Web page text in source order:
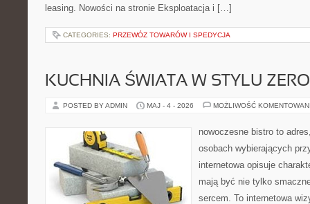
leasing. Nowości na stronie Eksploatacja i […]
CATEGORIES: PRZEWÓZ TOWARÓW I SPEDYCJA
KUCHNIA ŚWIATA W STYLU
POSTED BY ADMIN MAJ - 4 - 2026 MOŻLIWOŚĆ
nowoczesne bistro to
osobach wybierających
internetowa opisuje
mają być nie tylko
sercem. To internetowa